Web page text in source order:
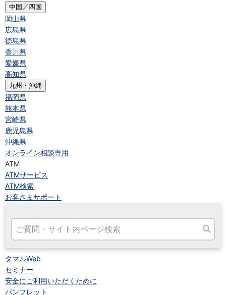
中国／四国
岡山県
広島県
徳島県
香川県
愛媛県
高知県
九州・沖縄
福岡県
熊本県
宮崎県
鹿児島県
沖縄県
オンライン相談専用
ATM
ATMサービス
ATM検索
お客さまサポート
タマルWeb
セミナー
安全にご利用いただくために
パンフレット